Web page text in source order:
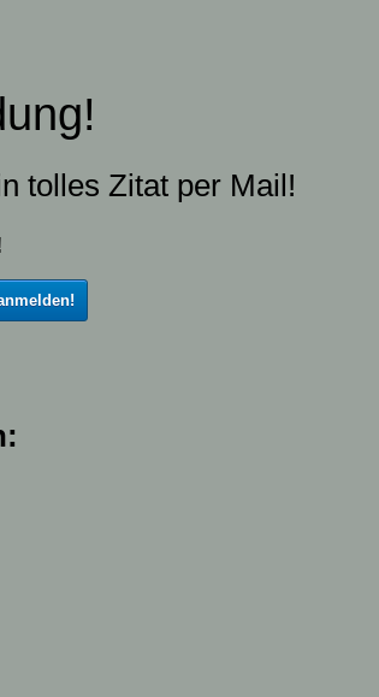
tolles Zitat per Mail!